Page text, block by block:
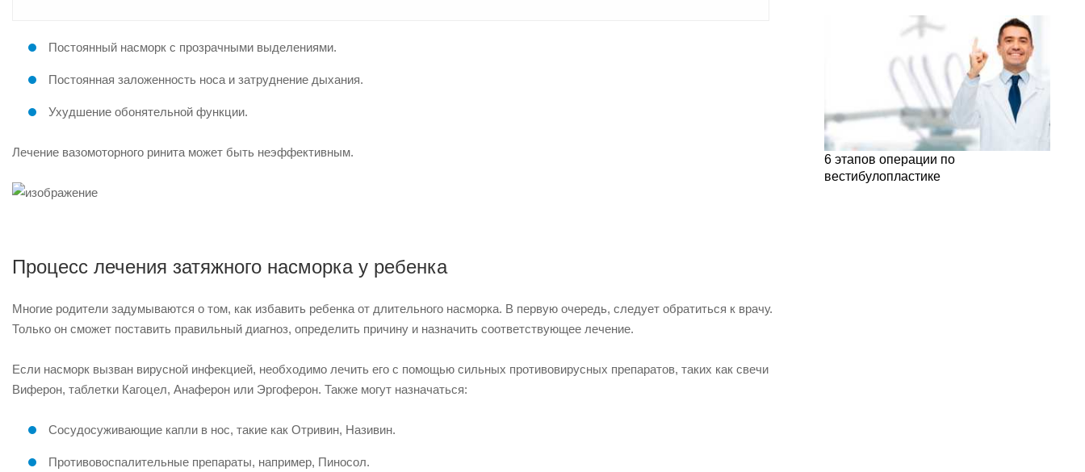
Постоянный насморк с прозрачными выделениями.
Постоянная заложенность носа и затруднение дыхания.
Ухудшение обонятельной функции.
Лечение вазомоторного ринита может быть неэффективным.
Процесс лечения затяжного насморка у ребенка
Многие родители задумываются о том, как избавить ребенка от длительного насморка. В первую очередь, следует обратиться к врачу.
Только он сможет поставить правильный диагноз, определить причину и назначить соответствующее лечение.
Если насморк вызван вирусной инфекцией, необходимо лечить его с помощью сильных противовирусных препаратов, таких как свечи
Виферон, таблетки Кагоцел, Анаферон или Эргоферон. Также могут назначаться:
Сосудосуживающие капли в нос, такие как Отривин, Називин.
Противовоспалительные препараты, например, Пиносол.
6 этапов операции по
вестибулопластике